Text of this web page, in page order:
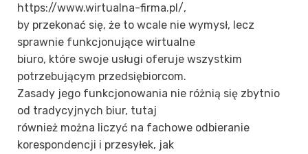
https://www.wirtualna-firma.pl/,
by przekonać się, że to wcale nie wymysł, lecz
sprawnie funkcjonujące wirtualne
biuro, które swoje usługi oferuje wszystkim
potrzebującym przedsiębiorcom.
Zasady jego funkcjonowania nie różnią się zbytnio
od tradycyjnych biur, tutaj
również można liczyć na fachowe odbieranie
korespondencji i przesyłek, jak